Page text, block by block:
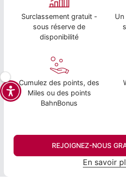
Surclassement gratuit -
sous réserve de
disponibilité
Cumulez des points, des
Miles ou des points
BahnBonus
REJOIGNEZ-NOUS
En savoir